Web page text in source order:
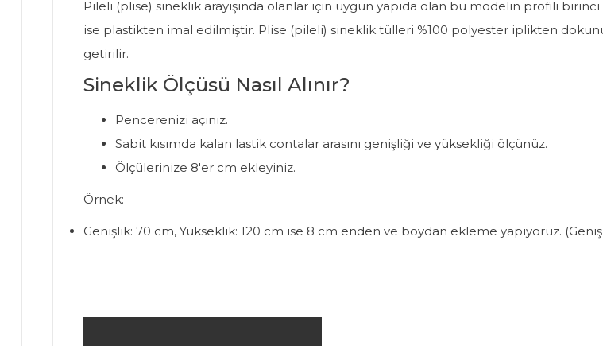
Pileli (plise) sineklik arayışında olanlar için uygun yapıda olan bu modelin profili
ise plastikten imal edilmiştir. Plise (pileli) sineklik tülleri %100 polyester iplikten
getirilir.
Sineklik Ölçüsü Nasıl Alınır?
Pencerenizi açınız.
Sabit kısımda kalan lastik contalar arasını genişliği ve yüksekliği ölçünüz.
Ölçülerinize 8'er cm ekleyiniz.
Örnek:
Genişlik: 70 cm, Yükseklik: 120 cm ise 8 cm enden ve boydan ekleme yapıyoruz.